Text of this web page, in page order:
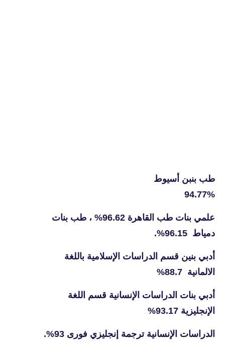
طب بنبن أسيوط
94.77%
علمي بنات طب القاهرة 96.62% ، طب بنات
دمياط 96.15%.
أدبي بنين قسم الدراسات الإسلامية باللغة
الالمانية 88.7%
أدبي بنات الدراسات الإنسانية قسم اللغة
الإنجليزية 93.17%
الدراسات الإنسانية ترجمة إنجليزي فورى 93%.